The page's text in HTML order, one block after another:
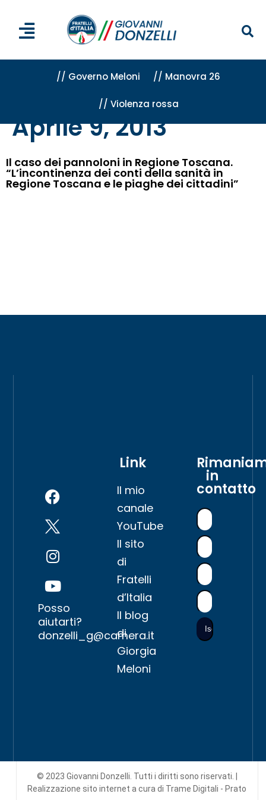
// Governo Meloni // Manovra 26
// Violenza rossa
Archivi per 9 Aprile 2013
Aprile 9, 2013
Il caso dei pannoloni in Regione Toscana.
“L’incontinenza dei conti della sanità in
Regione Toscana e le piaghe dei cittadini”
Posso
aiutarti?
donzelli_g@camera.it
Link
Il mio
canale
YouTube
Il sito
di
Fratelli
d’Italia
Il blog
di
Giorgia
Meloni
in
contatto
© 2023 Giovanni Donzelli. Tutti i diritti sono riservati. |
Realizzazione sito interneta cura di Trame Digitali - Prato